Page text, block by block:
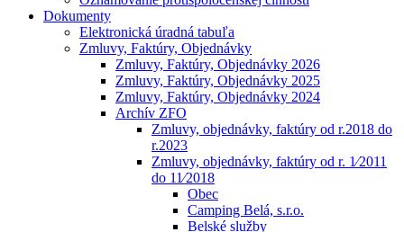
Dokumenty
Elektronická úradná tabuľa
Zmluvy, Faktúry, Objednávky
Zmluvy, Faktúry, Objednávky 2026
Zmluvy, Faktúry, Objednávky 2025
Zmluvy, Faktúry, Objednávky 2024
Archív ZFO
Zmluvy, objednávky, faktúry od r.2018 do
r.2023
Zmluvy, objednávky, faktúry od r. 1⁄2011
do 11⁄2018
Obec
Camping Belá, s.r.o.
Belské služby